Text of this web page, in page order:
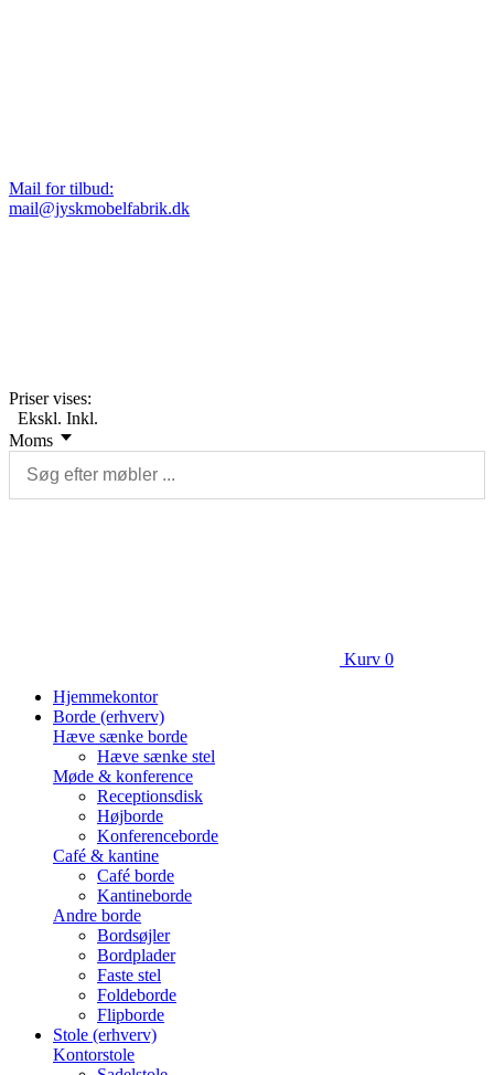
Mail for tilbud:
mail@jyskmobelfabrik.dk
Priser vises:
Ekskl. Inkl.
Moms
Kurv 0
Hjemmekontor
Borde (erhverv)
Hæve sænke borde
Hæve sænke stel
Møde & konference
Receptionsdisk
Højborde
Konferenceborde
Café & kantine
Café borde
Kantineborde
Andre borde
Bordsøjler
Bordplader
Faste stel
Foldeborde
Flipborde
Stole (erhverv)
Kontorstole